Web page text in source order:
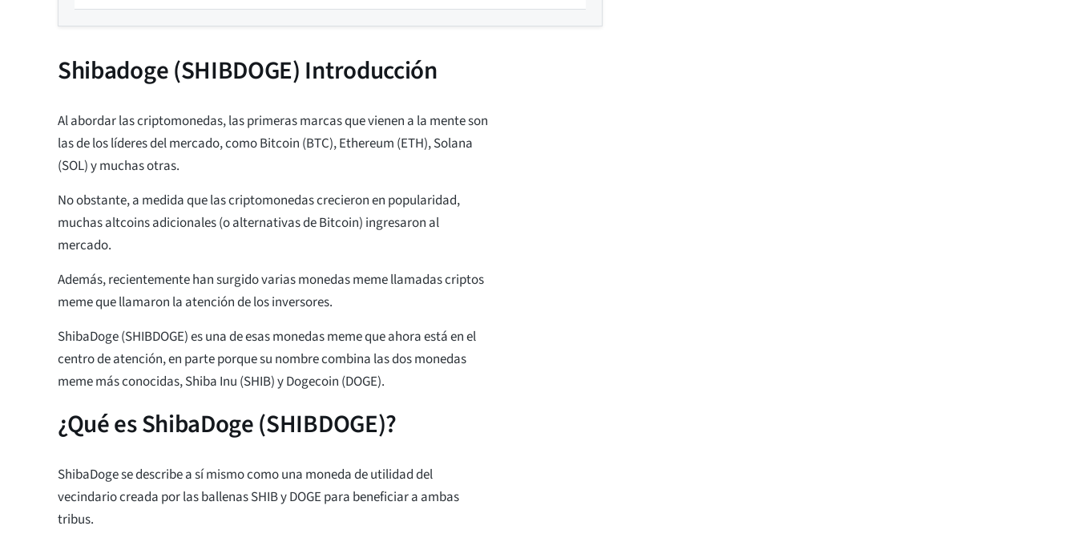
Shibadoge (SHIBDOGE) Introducción
Al abordar las criptomonedas, las primeras marcas que vienen a la mente son
las de los líderes del mercado, como Bitcoin (BTC), Ethereum (ETH), Solana
(SOL) y muchas otras.
No obstante, a medida que las criptomonedas crecieron en popularidad,
muchas altcoins adicionales (o alternativas de Bitcoin) ingresaron al
mercado.
Además, recientemente han surgido varias monedas meme llamadas criptos
meme que llamaron la atención de los inversores.
ShibaDoge (SHIBDOGE) es una de esas monedas meme que ahora está en el
centro de atención, en parte porque su nombre combina las dos monedas
meme más conocidas, Shiba Inu (SHIB) y Dogecoin (DOGE).
¿Qué es ShibaDoge (SHIBDOGE)?
ShibaDoge se describe a sí mismo como una moneda de utilidad del
vecindario creada por las ballenas SHIB y DOGE para beneficiar a ambas
tribus.